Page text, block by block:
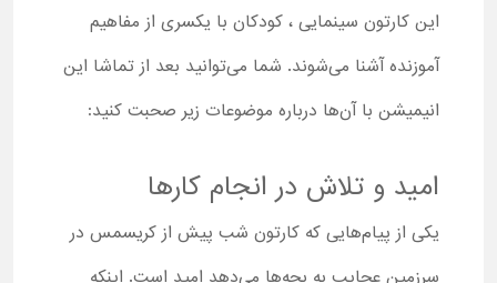
این کارتون سینمایی ، کودکان با یکسری از مفاهیم
آموزنده آشنا می‌شوند. شما می‌توانید بعد از تماشا این
انیمیشن با آن‌ها درباره موضوعات زیر صحبت کنید:
امید و تلاش در انجام کارها
یکی از پیام‌هایی که کارتون شب پیش از کریسمس در
سرزمین عجایب به بچه‌ها می‌دهد امید است. اینکه